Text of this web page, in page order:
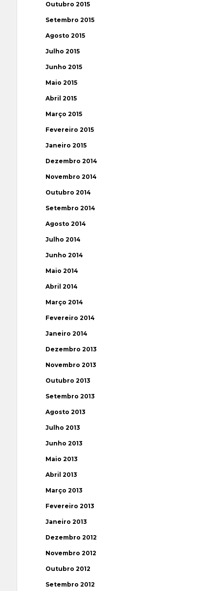
Outubro 2015
Setembro 2015
Agosto 2015
Julho 2015
Junho 2015
Maio 2015
Abril 2015
Março 2015
Fevereiro 2015
Janeiro 2015
Dezembro 2014
Novembro 2014
Outubro 2014
Setembro 2014
Agosto 2014
Julho 2014
Junho 2014
Maio 2014
Abril 2014
Março 2014
Fevereiro 2014
Janeiro 2014
Dezembro 2013
Novembro 2013
Outubro 2013
Setembro 2013
Agosto 2013
Julho 2013
Junho 2013
Maio 2013
Abril 2013
Março 2013
Fevereiro 2013
Janeiro 2013
Dezembro 2012
Novembro 2012
Outubro 2012
Setembro 2012